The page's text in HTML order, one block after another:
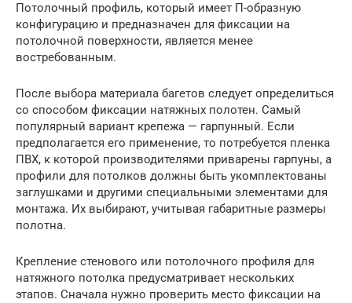
Потолочный профиль, который имеет П-образную
конфигурацию и предназначен для фиксации на
потолочной поверхности, является менее
востребованным.
После выбора материала багетов следует определиться
со способом фиксации натяжных полотен. Самый
популярный вариант крепежа — гарпунный. Если
предполагается его применение, то потребуется пленка
ПВХ, к которой производителями приварены гарпуны, а
профили для потолков должны быть укомплектованы
заглушками и другими специальными элементами для
монтажа. Их выбирают, учитывая габаритные размеры
полотна.
Крепление стенового или потолочного профиля для
натяжного потолка предусматривает нескольких
этапов. Сначала нужно проверить место фиксации на